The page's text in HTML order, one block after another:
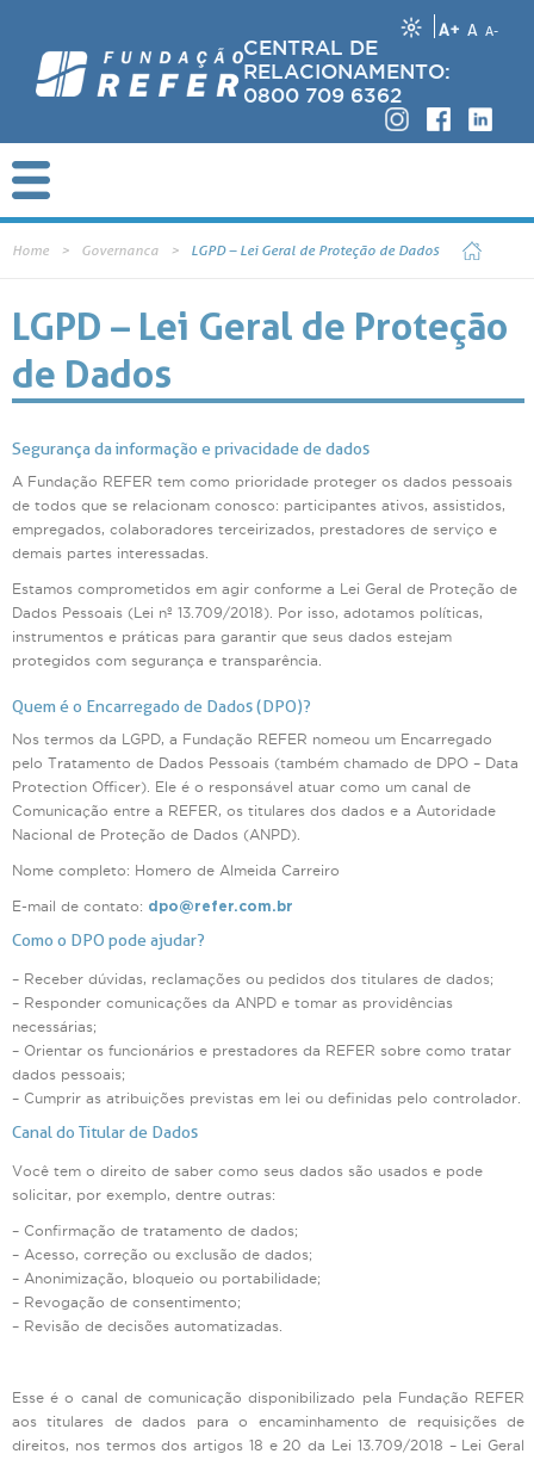
A+ A A-
CENTRAL DE
RELACIONAMENTO:
0800 709 6362
Home Governanca LGPD – Lei Geral de Proteção de Dados
LGPD – Lei Geral de Proteção
de Dados
Segurança da informação e privacidade de dados
A Fundação REFER tem como prioridade proteger os dados pessoais
de todos que se relacionam conosco: participantes ativos, assistidos,
empregados, colaboradores terceirizados, prestadores de serviço e
demais partes interessadas.
Estamos comprometidos em agir conforme a Lei Geral de Proteção de
Dados Pessoais (Lei nº 13.709/2018). Por isso, adotamos políticas,
instrumentos e práticas para garantir que seus dados estejam
protegidos com segurança e transparência.
Quem é o Encarregado de Dados (DPO)?
Nos termos da LGPD, a Fundação REFER nomeou um Encarregado
pelo Tratamento de Dados Pessoais (também chamado de DPO – Data
Protection Officer). Ele é o responsável atuar como um canal de
Comunicação entre a REFER, os titulares dos dados e a Autoridade
Nacional de Proteção de Dados (ANPD).
Nome completo: Homero de Almeida Carreiro
E-mail de contato: dpo@refer.com.br
Como o DPO pode ajudar?
– Receber dúvidas, reclamações ou pedidos dos titulares de dados;
– Responder comunicações da ANPD e tomar as providências
necessárias;
– Orientar os funcionários e prestadores da REFER sobre como tratar
dados pessoais;
– Cumprir as atribuições previstas em lei ou definidas pelo controlador.
Canal do Titular de Dados
Você tem o direito de saber como seus dados são usados e pode
solicitar, por exemplo, dentre outras:
– Confirmação de tratamento de dados;
– Acesso, correção ou exclusão de dados;
– Anonimização, bloqueio ou portabilidade;
– Revogação de consentimento;
– Revisão de decisões automatizadas.
Esse é o canal de comunicação disponibilizado pela Fundação REFER
aos titulares de dados para o encaminhamento de requisições de
direitos, nos termos dos artigos 18 e 20 da Lei 13.709/2018 – Lei Geral